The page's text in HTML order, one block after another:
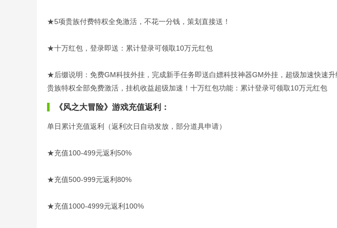
★5项贵族付费特权全免激活，不花一分钱，策划直接送！
★十万红包，登录即送：累计登录可领取10万元红包
★后缀说明：免费GM科技外挂，完成新手任务即送白嫖科技神器GM外挂，超级加速快速升
贵族特权全部免费激活，挂机收益超级加速！十万红包功能：累计登录可领取10万元红包
《风之大冒险》游戏充值返利：
单日累计充值返利（返利次日自动发放，部分道具申请）
★充值100-499元返利50%
★充值500-999元返利80%
★充值1000-4999元返利100%